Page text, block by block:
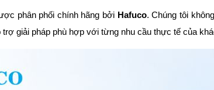
phân phối chính hãng bởi Hafuco. Chúng tôi
giải pháp phù hợp với từng nhu cầu thực tế của